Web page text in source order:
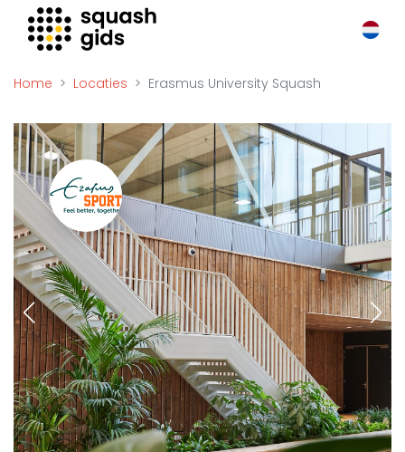
Squash Gids
Locaties
Winkels
Merken
Trainers
Reserveringssystemen
Overige
Podcasts
Zakelijk
Adverteren
Vacatures
Video's
Laatste
Home Locaties Erasmus University Squash